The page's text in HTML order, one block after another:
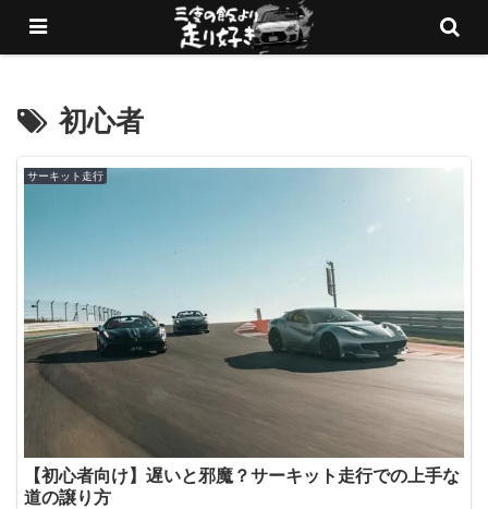
愛車でサーキットを走りまくるブログ
初心者
サーキット走行
【初心者向け】遅いと邪魔？サーキット走行での上手な
道の譲り方